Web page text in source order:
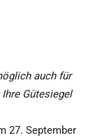
auch für
Gütesiegel
27. September